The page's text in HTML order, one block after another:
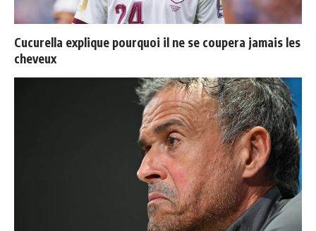
Cucurella explique pourquoi il ne se coupera jamais les
cheveux